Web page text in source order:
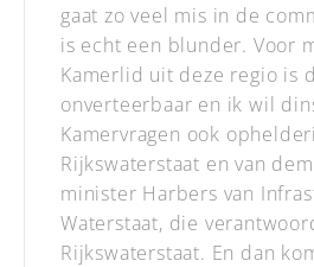
gaat zo veel mis in de
is echt een blunder. Voor
Kamerlid uit deze regio is
onverteerbaar en ik wil
Kamervragen ook
Rijkswaterstaat en van
minister Harbers van
Waterstaat, die
Rijkswaterstaat. En dan